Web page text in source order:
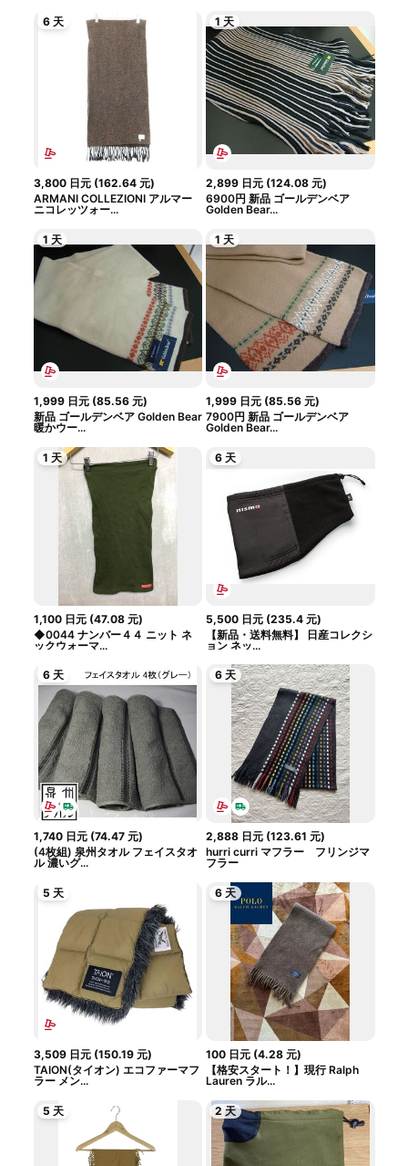
6 天
3,800 日元(162.64 元)
ARMANI COLLEZIONI アルマー
ニコレッツォー...
1 天
2,899 日元 (124.08 元)
6900円 新品 ゴールデンベア
Golden Bear...
1 天
1,999 日元(85.56 元)
新品 ゴールデンベア Golden Bear
暖かウー...
1 天
1,999 日元 (85.56 元)
7900円 新品 ゴールデンベア
Golden Bear...
1 天
1,100 日元(47.08 元)
◆0044 ナンバー４４ ニット ネ
ックウォーマ...
6 天
5,500 日元 (235.4 元)
【新品・送料無料】 日産コレクシ
ョン ネッ...
6 天
1,740 日元(74.47 元)
(4枚組) 泉州タオル フェイスタオ
ル 濃いグ...
6 天
2,888 日元 (123.61 元)
hurri curri マフラー フリンジマ
フラー
5 天
3,509 日元(150.19 元)
TAION(タイオン) エコファーマフ
ラー メン...
6 天
100 日元 (4.28 元)
【格安スタート！】現行 Ralph
Lauren ラル...
5 天 2 天